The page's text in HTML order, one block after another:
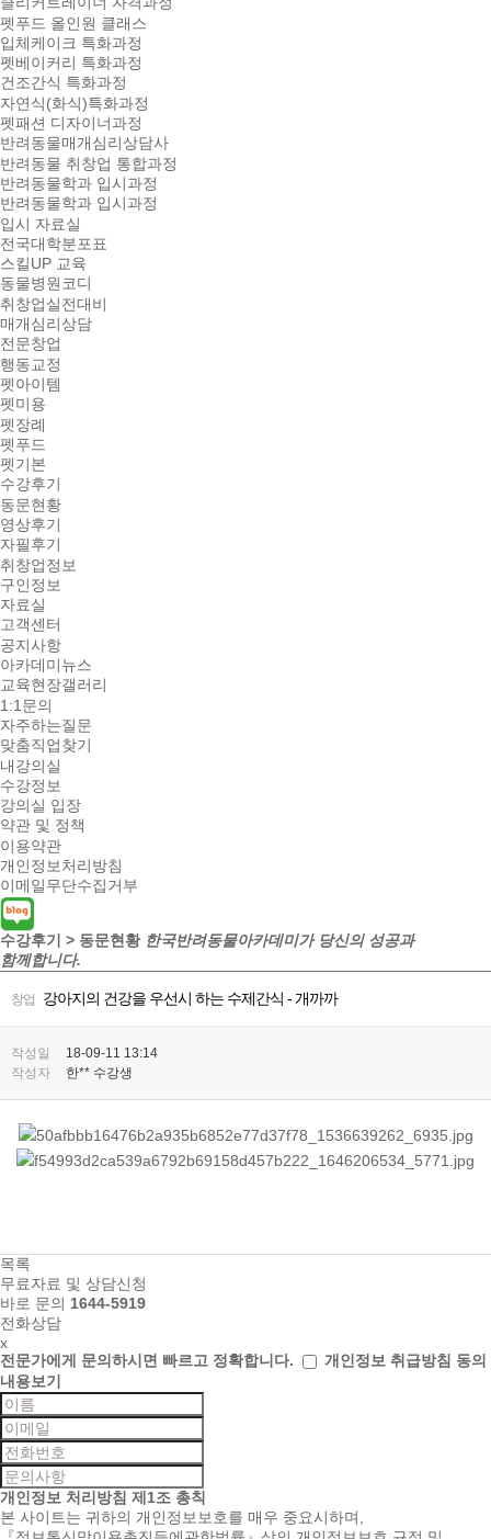
펫푸드 올인원 클래스
입체케이크 특화과정
펫베이커리 특화과정
건조간식 특화과정
자연식(화식)특화과정
펫패션 디자이너과정
반려동물매개심리상담사
반려동물 취창업 통합과정
반려동물학과 입시과정
반려동물학과 입시과정
입시 자료실
전국대학분포표
스킬UP 교육
동물병원코디
취창업실전대비
매개심리상담
전문창업
행동교정
펫아이템
펫미용
펫장례
펫푸드
펫기본
수강후기
동문현황
영상후기
자필후기
취창업정보
구인정보
자료실
고객센터
공지사항
아카데미뉴스
교육현장갤러리
1:1문의
자주하는질문
맞춤직업찾기
내강의실
수강정보
강의실 입장
약관 및 정책
이용약관
개인정보처리방침
이메일무단수집거부
수강후기 > 동문현황 한국반려동물아카데미가 당신의 성공과
함께합니다.
창업 강아지의 건강을 우선시 하는 수제간식 - 개까까
작성일
18-09-11 13:14
작성자
한** 수강생
목록
무료자료 및 상담신청
바로 문의 1644-5919
전화상담
x
전문가에게 문의하시면 빠르고 정확합니다.
개인정보 취급방침 동의
내용보기
개인정보 처리방침 제1조 총칙
본 사이트는 귀하의 개인정보보호를 매우 중요시하며,